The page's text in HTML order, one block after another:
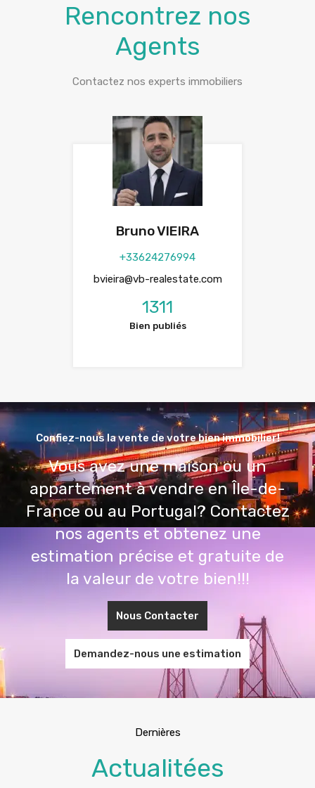
Rencontrez nos
Agents
Contactez nos experts immobiliers
Bruno VIEIRA
+33624276994
bvieira@vb-realestate.com
1311
Bien publiés
Confiez-nous la vente de votre bien immobilier!
Vous avez une maison ou un
appartement à vendre en Île-de-
France ou au Portugal? Contactez
nos agents et obtenez une
estimation précise et gratuite de
la valeur de votre bien!!!
Nous Contacter
Demandez-nous une estimation
Dernières
Actualitées